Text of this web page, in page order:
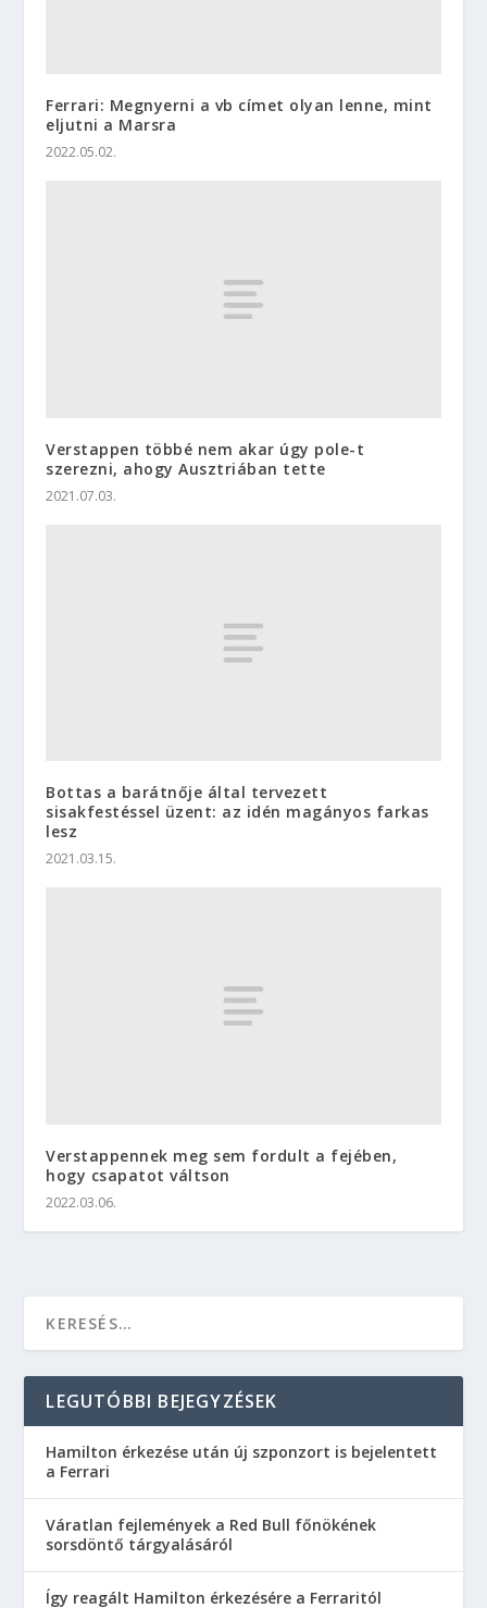
Ferrari: Megnyerni a vb címet olyan lenne, mint
eljutni a Marsra
2022.05.02.
Verstappen többé nem akar úgy pole-t
szerezni, ahogy Ausztriában tette
2021.07.03.
Bottas a barátnője által tervezett
sisakfestéssel üzent: az idén magányos farkas
lesz
2021.03.15.
Verstappennek meg sem fordult a fejében,
hogy csapatot váltson
2022.03.06.
LEGUTÓBBI BEJEGYZÉSEK
Hamilton érkezése után új szponzort is bejelentett
a Ferrari
Váratlan fejlemények a Red Bull főnökének
sorsdöntő tárgyalásáról
Így reagált Hamilton érkezésére a Ferraritól